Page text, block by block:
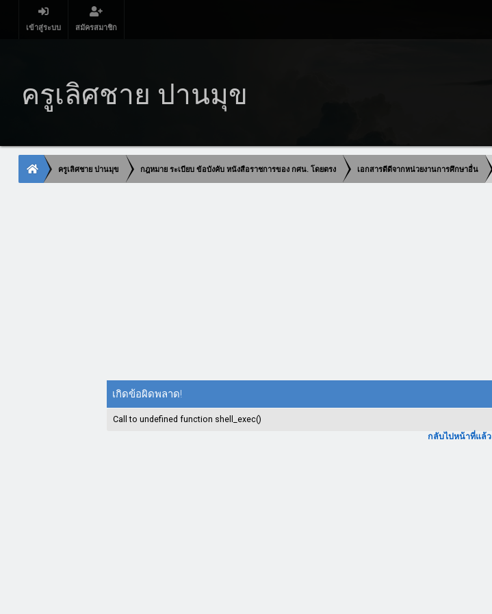
เข้าสู่ระบบ สมัครสมาชิก
ครูเลิศชาย ปานมุข
ครูเลิศชาย ปานมุข กฎหมาย ระเบียบ ข้อบังคับ หนังสือราชการของ กศน. โดยตรง เอกสารดีดีจากหน่วยงานการศึกษาอื่น
เกิดข้อผิดพลาด!
Call to undefined function shell_exec()
กลับไปหน้าที่แล้ว